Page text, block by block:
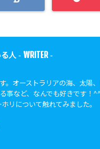
人 - WRITER -
。オーストラリアの海、太陽、
事など、なんでも好きです！
リについて触れてみました。